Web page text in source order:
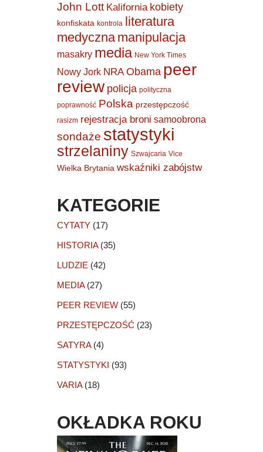
John Lott Kalifornia kobiety
konfiskata kontrola
literatura
medyczna manipulacja
masakry media New York Times
Nowy Jork NRA Obama peer
review policja polityczna
poprawność Polska przestępczość
rasizm rejestracja broni samoobrona
sondaże statystyki
strzelaniny Szwajcaria Vice
Wielka Brytania wskaźniki zabójstw
KATEGORIE
CYTATY(17)
HISTORIA(35)
LUDZIE (42)
MEDIA(27)
PEER REVIEW(55)
PRZESTĘPCZOŚĆ (23)
SATYRA(4)
STATYSTYKI (93)
VARIA(18)
OKŁADKA ROKU